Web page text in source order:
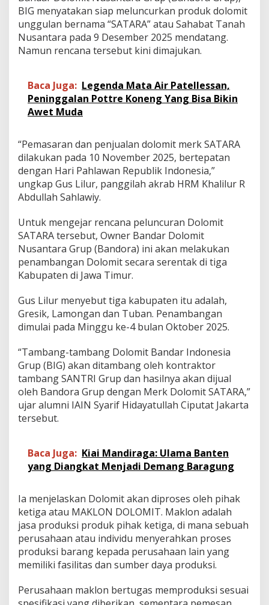
d
P
a
h
w
a
n
T
a
h
N
u
a
t
a
r
BIG menyatakan siap meluncurkan produk dolomit
unggulan bernama “SATARA” atau Sahabat Tanah
Nusantara pada 9 Desember 2025 mendatang.
Namun rencana tersebut kini dimajukan.
Baca Juga: Legenda Mata Air Patellessan,
Peninggalan Pottre Koneng Yang Bisa Bikin
Awet Muda
“Pemasaran dan penjualan dolomit merk SATARA
dilakukan pada 10 November 2025, bertepatan
dengan Hari Pahlawan Republik Indonesia,”
ungkap Gus Lilur, panggilah akrab HRM Khalilur R
Abdullah Sahlawiy.
Untuk mengejar rencana peluncuran Dolomit
SATARA tersebut, Owner Bandar Dolomit
Nusantara Grup (Bandora) ini akan melakukan
penambangan Dolomit secara serentak di tiga
Kabupaten di Jawa Timur.
Gus Lilur menyebut tiga kabupaten itu adalah,
Gresik, Lamongan dan Tuban. Penambangan
dimulai pada Minggu ke-4 bulan Oktober 2025.
“Tambang-tambang Dolomit Bandar Indonesia
Grup (BIG) akan ditambang oleh kontraktor
tambang SANTRI Grup dan hasilnya akan dijual
oleh Bandora Grup dengan Merk Dolomit SATARA,”
ujar alumni IAIN Syarif Hidayatullah Ciputat Jakarta
tersebut.
Baca Juga: Kiai Mandiraga: Ulama Banten
yang Diangkat Menjadi Demang Baragung
Ia menjelaskan Dolomit akan diproses oleh pihak
ketiga atau MAKLON DOLOMIT. Maklon adalah
jasa produksi produk pihak ketiga, di mana sebuah
perusahaan atau individu menyerahkan proses
produksi barang kepada perusahaan lain yang
memiliki fasilitas dan sumber daya produksi.
Perusahaan maklon bertugas memproduksi sesuai